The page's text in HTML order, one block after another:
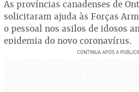
As províncias canadenses de
solicitaram ajuda às Forças
o pessoal nos asilos de idosos
epidemia do novo coronavírus.